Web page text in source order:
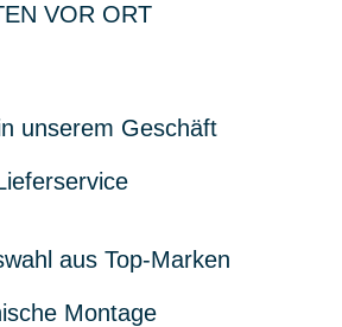
VOR ORT
unserem Geschäft
aus Top-Marken
Montage